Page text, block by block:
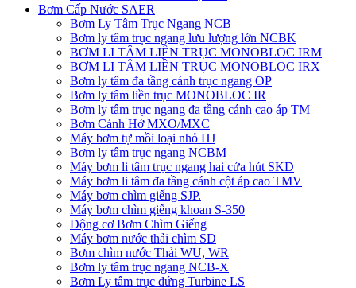
Bơm Cấp Nước SAER
Bơm Ly Tâm Trục Ngang NCB
Bơm ly tâm trục ngang lưu lượng lớn NCBK
BƠM LI TÂM LIỀN TRỤC MONOBLOC IRM
BƠM LI TÂM LIỀN TRỤC MONOBLOC IRX
Bơm ly tâm đa tầng cánh trục ngang OP
Bơm ly tâm liền trục MONOBLOC IR
Bơm ly tâm trục ngang đa tầng cánh cao áp TM
Bơm Cánh Hở MXO/MXC
Máy bơm tự mồi loại nhỏ HJ
Bơm ly tâm trục ngang NCBM
Máy bơm li tâm trục ngang hai cửa hút SKD
​Máy bơm li tâm đa tầng cánh cột áp cao TMV
Máy bơm chìm giếng SJP.
Máy bơm chìm giếng khoan S-350
Động cơ Bơm Chìm Giếng
​Máy bơm nước thải chìm SD
Bơm chìm nước Thải WU, WR
Bơm ly tâm trục ngang NCB-X
Bơm Ly tâm trục đứng Turbine LS